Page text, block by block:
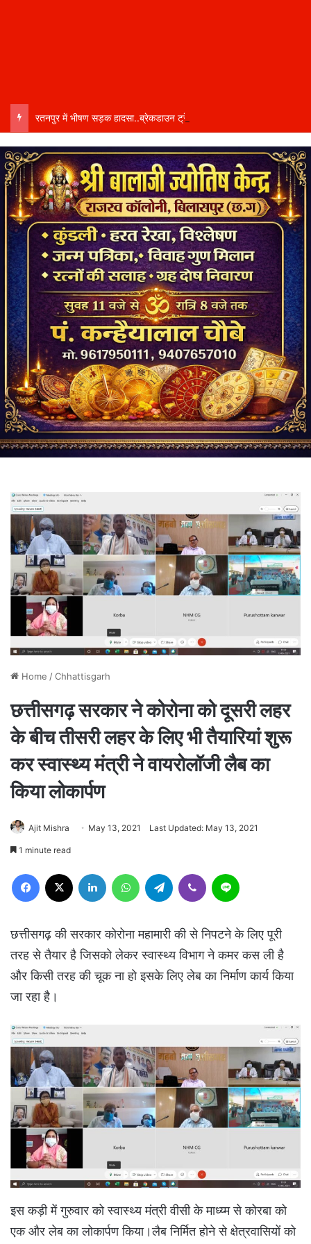
Home /Chhattisgarh
छत्तीसगढ़ सरकार ने कोरोना को दूसरी लहर
के बीच तीसरी लहर के लिए भी तैयारियां शुरू
कर स्वास्थ्य मंत्री ने वायरोलॉजी लैब का
किया लोकार्पण
Ajit Mishra May 13, 2021 Last Updated: May 13, 2021
1 minute read
Facebook LinkedIn WhatsAppTelegram Viber
छत्तीसगढ़ की सरकार कोरोना महामारी की से निपटने के लिए पूरी
तरह से तैयार है जिसको लेकर स्वास्थ्य विभाग ने कमर कस ली है
और किसी तरह की चूक ना हो इसके लिए लेब का निर्माण कार्य किया
जा रहा है।
इस कड़ी में गुरुवार को स्वास्थ्य मंत्री वीसी के माध्य्म से कोरबा को
एक और लेब का लोकार्पण किया।लैब निर्मित होने से क्षेत्रवासियों को